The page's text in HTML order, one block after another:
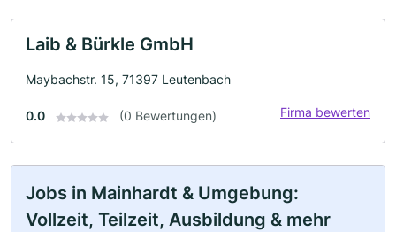
Laib & Bürkle GmbH
Maybachstr. 15, 71397 Leutenbach
0.0 (0 Bewertungen) Firma bewerten
Jobs in Mainhardt & Umgebung:
Vollzeit, Teilzeit, Ausbildung & mehr